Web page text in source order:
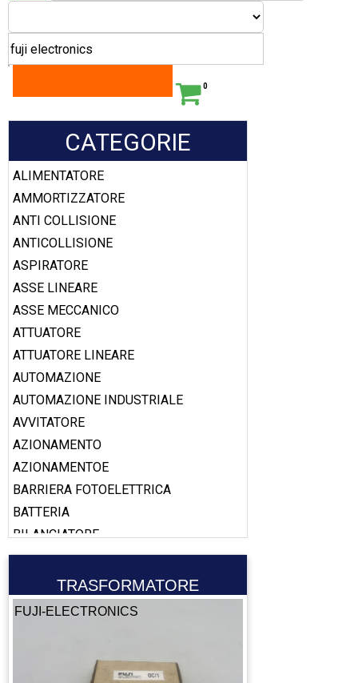
0
CATEGORIE
ALIMENTATORE
AMMORTIZZATORE
ANTI COLLISIONE
ANTICOLLISIONE
ASPIRATORE
ASSE LINEARE
ASSE MECCANICO
ATTUATORE
ATTUATORE LINEARE
AUTOMAZIONE
AUTOMAZIONE INDUSTRIALE
AVVITATORE
AZIONAMENTO
AZIONAMENTOE
BARRIERA FOTOELETTRICA
BATTERIA
BILANCIATORE
BOBINA
BOOSTER
CABLAGGIO
TRASFORMATORE
FUJI-ELECTRONICS